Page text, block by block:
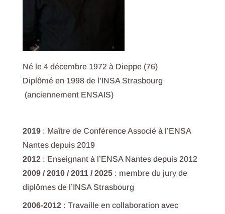
Né le 4 décembre 1972 à Dieppe (76)
Diplômé en 1998 de l’INSA Strasbourg
(anciennement ENSAIS)
2019: Maître de Conférence Associé à l’ENSA
Nantes depuis 2019
2012: Enseignant à l’ENSA Nantes depuis 2012
2009 / 2010 / 2011 / 2025: membre du jury de
diplômes de l’INSA Strasbourg
2006-2012: Travaille en collaboration avec